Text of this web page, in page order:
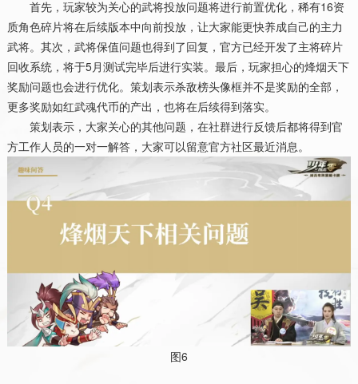
首先，玩家较为关心的武将投放问题将进行前置优化，稀有16资
质角色碎片将在后续版本中向前投放，让大家能更快养成自己的主力
武将。其次，武将保值问题也得到了回复，官方已经开发了主将碎片
回收系统，将于5月测试完毕后进行实装。最后，玩家担心的烽烟天下
奖励问题也会进行优化。策划表示杀敌榜头像框并不是奖励的全部，
更多奖励如红武魂代币的产出，也将在后续得到落实。
策划表示，大家关心的其他问题，在社群进行反馈后都将得到官
方工作人员的一对一解答，大家可以留意官方社区最近消息。
图6